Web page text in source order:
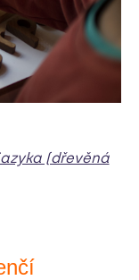
(dřevěná